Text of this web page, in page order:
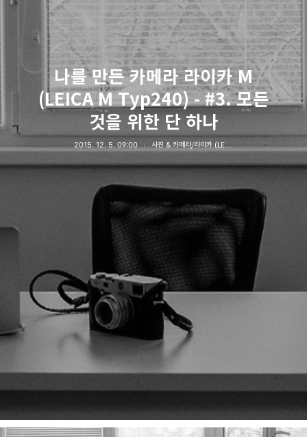
나를 만든 카메라 라이카 M
(LEICA M Typ240) - #3. 모든
것을 위한 단 하나
2015. 12. 5. 09:00 사진 & 카메라/라이카 (LEICA)